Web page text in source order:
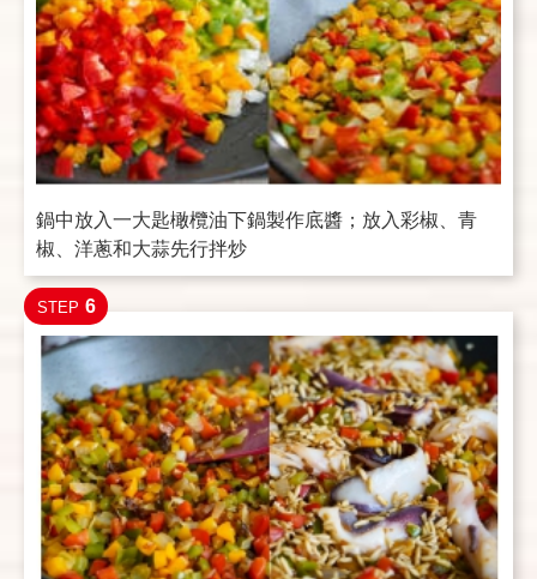
鍋中放入一大匙橄欖油下鍋製作底醬；放入彩椒、青
椒、洋蔥和大蒜先行拌炒
STEP 6